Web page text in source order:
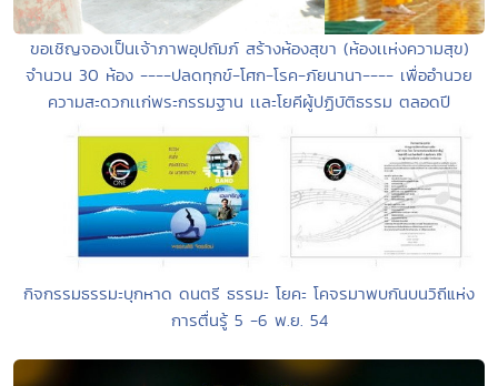
ขอเชิญจองเป็นเจ้าภาพอุปถัมภ์ สร้างห้องสุขา (ห้องเเห่งความสุข)
จำนวน 30 ห้อง ----ปลดทุกข์-โศก-โรค-ภัยนานา---- เพื่ออำนวย
ความสะดวกเเก่พระกรรมฐาน เเละโยคีผู้ปฏิบัติธรรม ตลอดปี
กิจกรรมธรรมะบุกหาด ดนตรี ธรรมะ โยคะ โคจรมาพบกันบนวิถีแห่ง
การตื่นรู้ 5 -6 พ.ย. 54